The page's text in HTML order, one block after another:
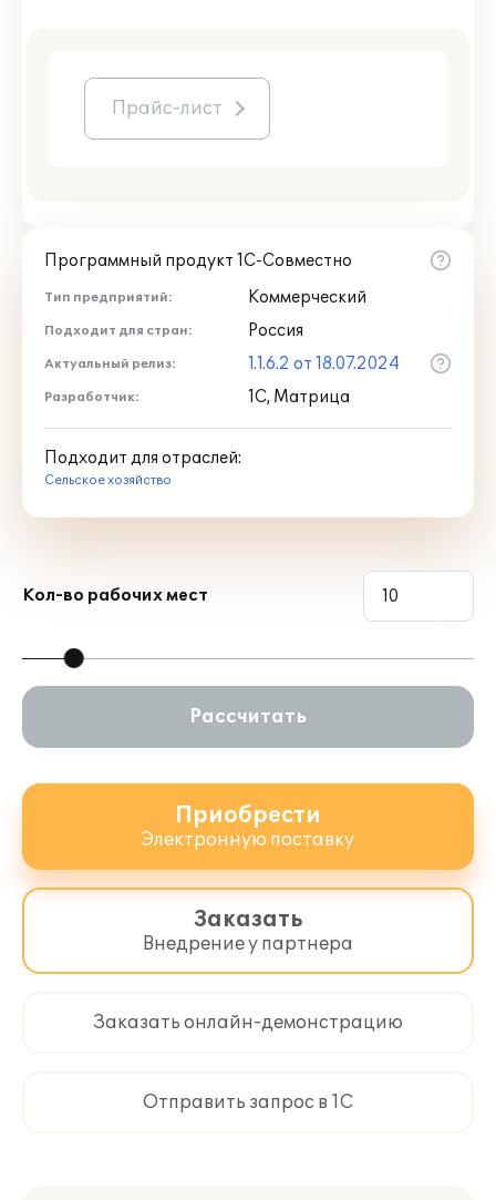
Прайс-лист
Программный продукт 1С-Совместно
Тип предприятий: Коммерческий
Подходит для стран: Россия
Актуальный релиз: 1.1.6.2 от 18.07.2024
Разработчик: 1С, Матрица
Подходит для отраслей:
Сельское хозяйство
Кол-во рабочих мест
Рассчитать
Приобрести
Электронную поставку
Заказать
Внедрение у партнера
Заказать онлайн-демонстрацию
Отправить запрос в 1С